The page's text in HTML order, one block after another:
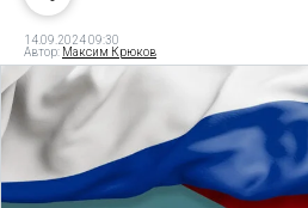
14.09.2024 09:30
Автор: Максим Крюков